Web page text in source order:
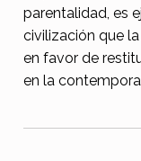
parentalidad, es
civilización que
en favor de
en la